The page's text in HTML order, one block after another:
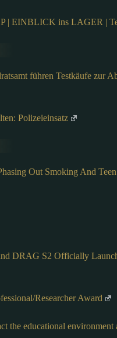
EINBLICK ins LAGER |
führen Testkäufe zur
Polizeieinsatz
Out Smoking And
DRAG S2 Officially
Researcher Award
the educational